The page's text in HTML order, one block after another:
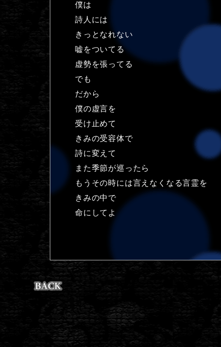
僕は
詩人には
きっとなれない
嘘をついてる
虚勢を張ってる
でも
だから
僕の虚言を
受け止めて
きみの受容体で
詩に変えて
また季節が巡ったら
もうその時には言えなくなる言霊を
きみの中で
命にしてよ